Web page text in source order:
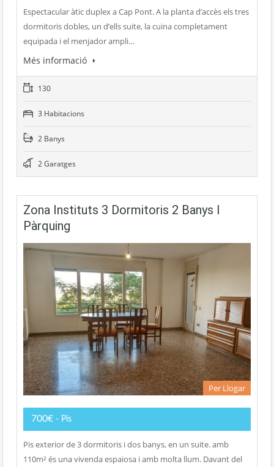
Espectacular àtic duplex a Cap Pont. A la planta d’accès els tres
dormitoris dobles, un d’ells suite, la cuina completament
equipada i el menjador ampli…
Més informació
130
3 Habitacions
2 Banys
2 Garatges
Zona Instituts 3 Dormitoris 2 Banys I
Pàrquing
Per Llogar
700€ - Pis
Pis exterior de 3 dormitoris i dos banys, en un suite. amb
110m² és una vivenda espaiosa i amb molta llum. Davant del